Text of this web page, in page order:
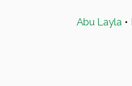
Abu Layla •